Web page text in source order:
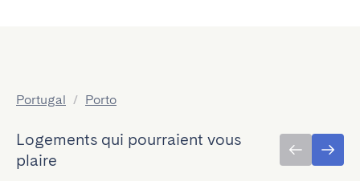
Portugal / Porto
Logements qui pourraient vous
plaire